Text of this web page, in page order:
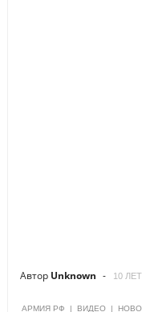
Автор Unknown 10
АРМИЯ РФ | ВИДЕО |